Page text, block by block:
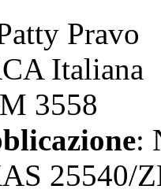
Pravo
Italiana
3558
:
25540/